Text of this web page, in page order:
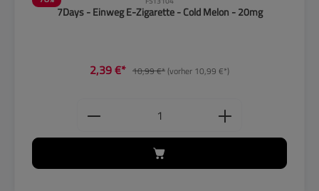
7Days - Einweg E-Zigarette - Cold Melon - 20mg
2,39 €* 10,99 €*(vorher 10,99 €*)
Produkt Anzahl: Gib den